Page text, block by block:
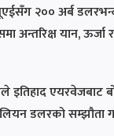
२०० अर्ब
अन्तरिक्ष यान,
इतिहाद एयरवेजबाट
डलरको सम्झौता